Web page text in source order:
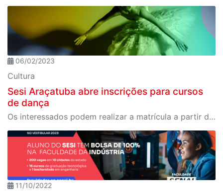
06/02/2023
Cultura
Sesi Araçatuba abre inscrições para cursos
de dança
Os interessados podem realizar a matrícula a partir de fevereiro.
11/10/2022